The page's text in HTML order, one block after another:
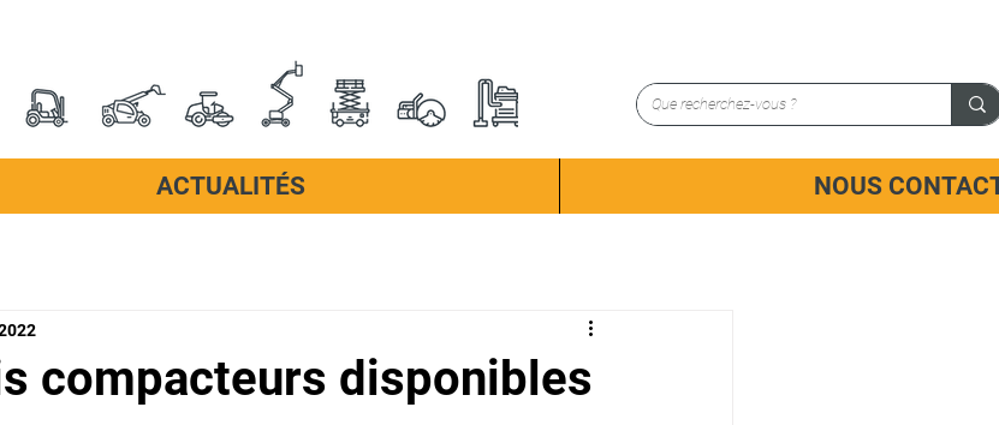
ACTUALITÉS NOUS
compacteurs disponibles